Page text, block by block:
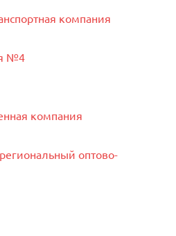
компания
№4
компания
оптово-